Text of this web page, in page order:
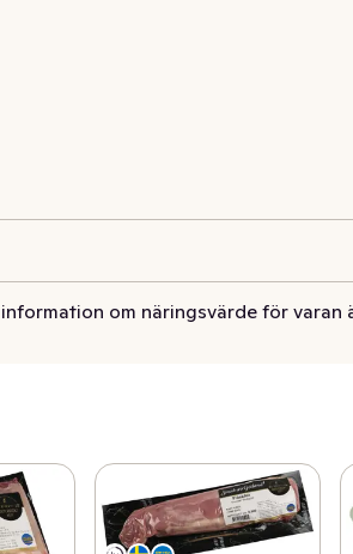
om näringsvärde för varan